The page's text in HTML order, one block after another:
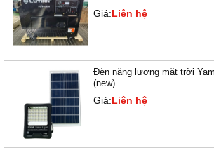
Giá:Liên hệ
Đèn năng lượng mặt trời
(new)
Giá:Liên hệ